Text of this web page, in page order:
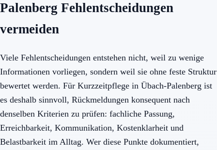
Palenberg Fehlentscheidungen
vermeiden
Viele Fehlentscheidungen entstehen nicht, weil zu wenige
Informationen vorliegen, sondern weil sie ohne feste Struktur
bewertet werden. Für Kurzzeitpflege in Übach-Palenberg ist
es deshalb sinnvoll, Rückmeldungen konsequent nach
denselben Kriterien zu prüfen: fachliche Passung,
Erreichbarkeit, Kommunikation, Kostenklarheit und
Belastbarkeit im Alltag. Wer diese Punkte dokumentiert,